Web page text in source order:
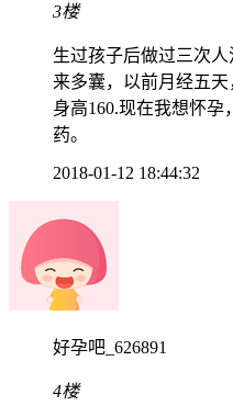
3楼
生过孩子后做过三次
来多囊，以前月经五天
身高160.现在我想怀
药。
2018-01-12 18:44:32
好孕吧_626891
4楼